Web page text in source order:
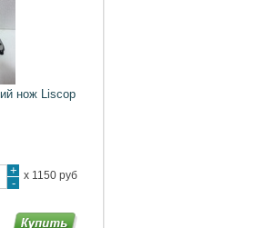
нож Liscop
х 1150 руб
+
-